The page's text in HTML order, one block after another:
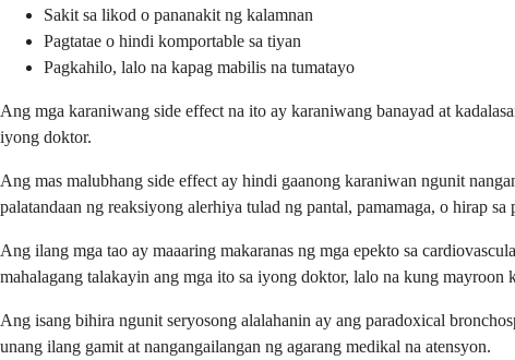
Sakit sa likod o pananakit ng kalamnan
Pagtatae o hindi komportable sa tiyan
Pagkahilo, lalo na kapag mabilis na tumatayo
Ang mga karaniwang side effect na ito ay karaniwang banayad at
iyong doktor.
Ang mas malubhang side effect ay hindi gaanong karaniwan ngunit
palatandaan ng reaksiyong alerhiya tulad ng pantal, pamamaga, o hirap sa
Ang ilang mga tao ay maaaring makaranas ng mga epekto sa
mahalagang talakayin ang mga ito sa iyong doktor, lalo na kung mayroon
Ang isang bihira ngunit seryosong alalahanin ay ang paradoxical
unang ilang gamit at nangangailangan ng agarang medikal na atensyon.